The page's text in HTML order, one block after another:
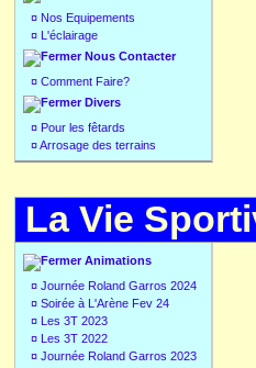
¤ Nos Equipements
¤ L'éclairage
Nous Contacter
¤ Comment Faire?
Divers
¤ Pour les fêtards
¤Arrosage des terrains
La Vie
Animations
¤ Journée Roland Garros 2024
¤ Soirée à L'Arène Fev 24
¤ Les 3T 2023
¤ Les 3T 2022
¤ Journée Roland Garros 2023